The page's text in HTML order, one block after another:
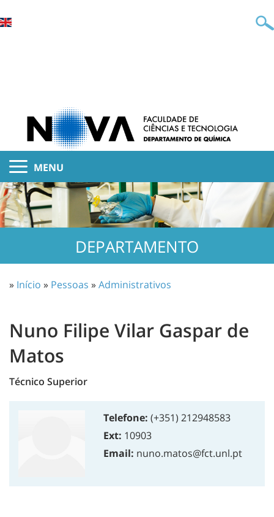
MENU
DEPARTAMENTO
» Início » Pessoas »Administrativos
Nuno Filipe Vilar Gaspar de
Matos
Técnico Superior
Telefone: (+351) 212948583
Ext: 10903
Email: nuno.matos@fct.unl.pt